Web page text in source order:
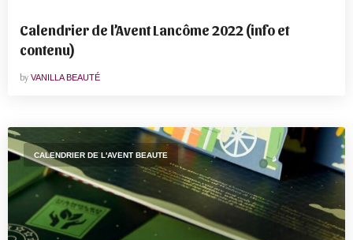
Calendrier de l’Avent Lancôme 2022 (info et
contenu)
by VANILLA BEAUTÉ
CALENDRIER DE L'AVENT BEAUTE